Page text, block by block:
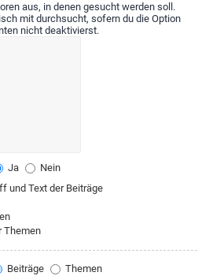
aus, in denen gesucht werden soll.
mit durchsucht, sofern du die Option
nicht deaktivierst.
Ja
Nein
und Text der Beiträge
Themen
Beiträge
Themen